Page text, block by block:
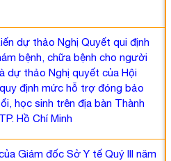
dự thảo Nghị Quyết qui định
bệnh, chữa bệnh cho người
dự thảo Nghị quyết của Hội
định mức hỗ trợ đóng bảo
học sinh trên địa bàn Thành
Hồ Chí Minh
Giám đốc Sở Y tế Quý III năm